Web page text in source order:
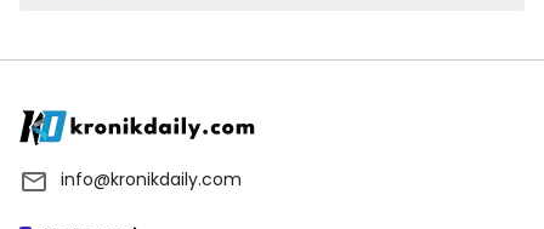
info@kronikdaily.com